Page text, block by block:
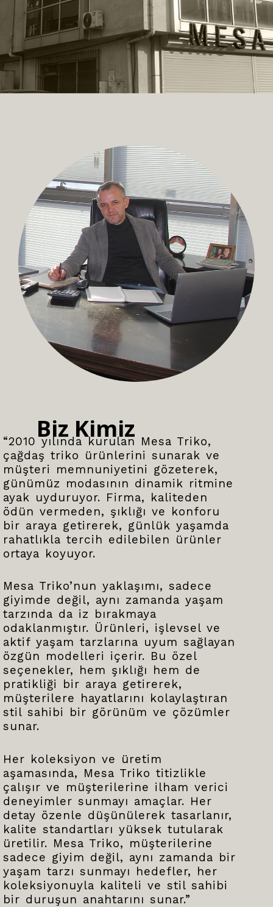
Biz Kimiz
“2010 yılında kurulan Mesa Triko,
çağdaş triko ürünlerini sunarak ve
müşteri memnuniyetini gözeterek,
günümüz modasının dinamik ritmine
ayak uyduruyor. Firma, kaliteden
ödün vermeden, şıklığı ve konforu
bir araya getirerek, günlük yaşamda
rahatlıkla tercih edilebilen ürünler
ortaya koyuyor.
Mesa Triko’nun yaklaşımı, sadece
giyimde değil, aynı zamanda yaşam
tarzında da iz bırakmaya
odaklanmıştır. Ürünleri, işlevsel ve
aktif yaşam tarzlarına uyum sağlayan
özgün modelleri içerir. Bu özel
seçenekler, hem şıklığı hem de
pratikliği bir araya getirerek,
müşterilere hayatlarını kolaylaştıran
stil sahibi bir görünüm ve çözümler
sunar.
Her koleksiyon ve üretim
aşamasında, Mesa Triko titizlikle
çalışır ve müşterilerine ilham verici
deneyimler sunmayı amaçlar. Her
detay özenle düşünülerek tasarlanır,
kalite standartları yüksek tutularak
üretilir. Mesa Triko, müşterilerine
sadece giyim değil, aynı zamanda bir
yaşam tarzı sunmayı hedefler, her
koleksiyonuyla kaliteli ve stil sahibi
bir duruşun anahtarını sunar.”